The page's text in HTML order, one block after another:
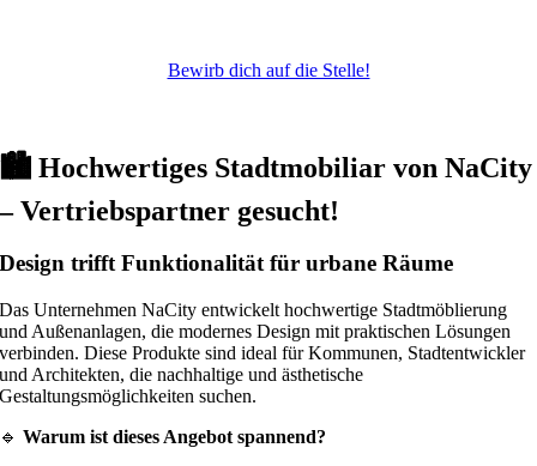
Bewirb dich auf die Stelle!
🏙️ Hochwertiges Stadtmobiliar von NaCity
– Vertriebspartner gesucht!
Design trifft Funktionalität für urbane Räume
Das Unternehmen NaCity entwickelt hochwertige Stadtmöblierung
und Außenanlagen, die modernes Design mit praktischen Lösungen
verbinden. Diese Produkte sind ideal für Kommunen, Stadtentwickler
und Architekten, die nachhaltige und ästhetische
Gestaltungsmöglichkeiten suchen.
🔹Warum ist dieses Angebot spannend?